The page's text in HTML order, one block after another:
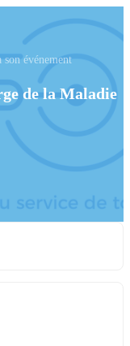
événement
de la Maladie